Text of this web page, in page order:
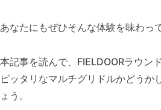
あなたにもぜひそんな体験を味わっ
本記事を読んで、FIELDOORラウン
ピッタリなマルチグリドルかどうか
ょう。